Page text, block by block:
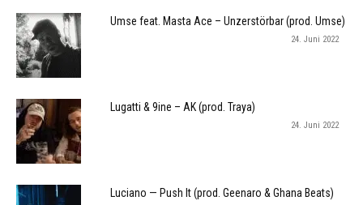
Umse feat. Masta Ace – Unzerstörbar (prod. Umse)
24. Juni 2022
Lugatti & 9ine – AK (prod. Traya)
24. Juni 2022
Luciano — Push It (prod. Geenaro & Ghana Beats)